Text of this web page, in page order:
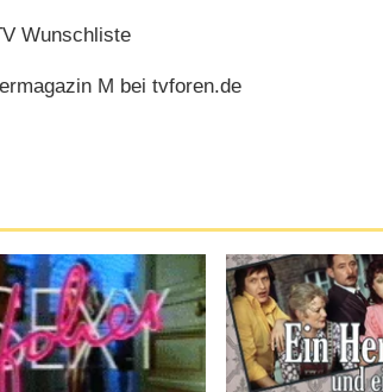
Wunschliste
M bei tvforen.de